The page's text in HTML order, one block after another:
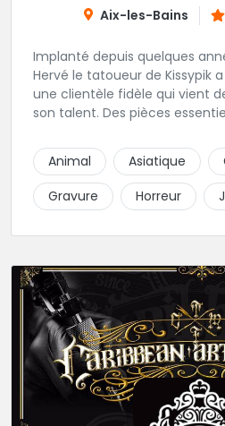
Aix-les-Bains
Implanté depuis quelques
Hervé le tatoueur de Kissypik
une clientèle fidèle qui vient
son talent. Des pièces
pas l'adresse? C'est normal,
l'appeliez avant de passer au
moment de rush. Une
excellente.
Animal Asiatique
Gravure
Horreur